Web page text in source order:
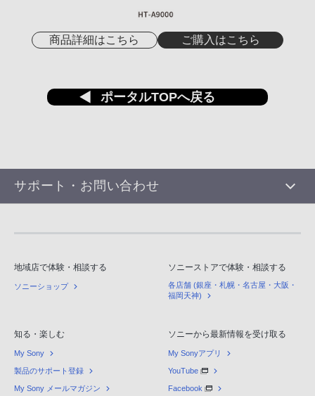
商品詳細はこちら ご購入はこちら
ポータルTOPへ戻る
サポート・お問い合わせ
地域店で体験・相談する
ソニーショップ
ソニーストアで体験・相談する
各店舗 (銀座・札幌・名古屋・大阪・
福岡天神)
知る・楽しむ
My Sony
製品のサポート登録
My Sony メールマガジン
ソニーから最新情報を受け取る
My Sonyアプリ
YouTube
Facebook